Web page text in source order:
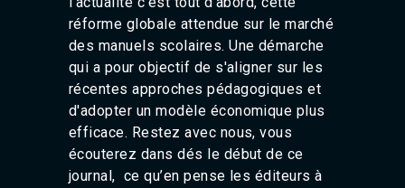
SkhourRhamna 92.2
Taroudant 104.9
Guelmim 91.9
Tan-Tan 95.2
Tafraout 104.9
Casablanca 92.5 Hz
Rabat, Salé 106.9 Hz
Marrakech 90.5 Hz
Agadir 99.7 Hz
Tanger 103.3 Hz
réforme globale attendue sur le marché
des manuels scolaires. Une démarche
qui a pour objectif de s'aligner sur les
récentes approches pédagogiques et
d'adopter un modèle économique plus
efficace. Restez avec nous, vous
écouterez dans dés le début de ce
journal, ce qu’en pense les éditeurs à